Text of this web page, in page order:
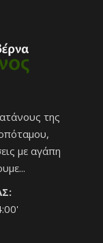
της
με αγάπη